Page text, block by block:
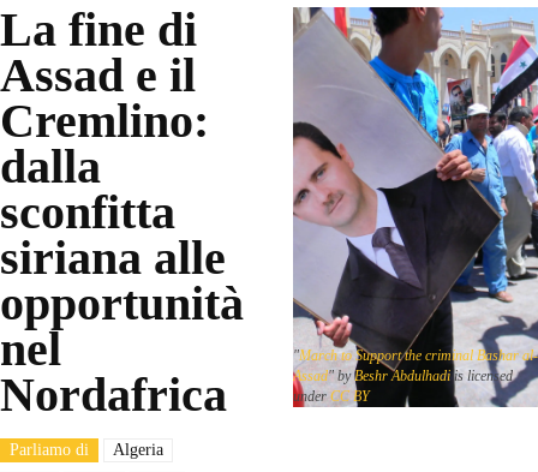
La fine di
Assad e il
Cremlino:
dalla
sconfitta
siriana alle
opportunità
nel
Nordafrica
Parliamo di
Algeria
"March to Support the criminal Bashar al-
Assad" byBeshr Abdulhadiis licensed
under CC BY